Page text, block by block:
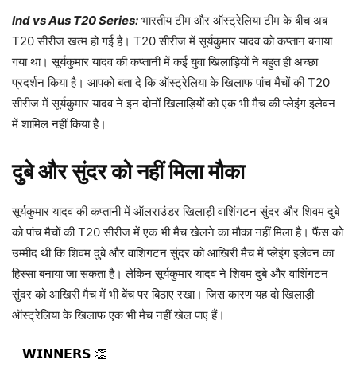
Ind vs Aus T20 Series: भारतीय टीम और ऑस्ट्रेलिया टीम के बीच अब
T20 सीरीज खत्म हो गई है। T20 सीरीज में सूर्यकुमार यादव को कप्तान बनाया
गया था। सूर्यकुमार यादव की कप्तानी में कई युवा खिलाड़ियों ने बहुत ही अच्छा
प्रदर्शन किया है। आपको बता दे कि ऑस्ट्रेलिया के खिलाफ पांच मैचों की T20
सीरीज में सूर्यकुमार यादव ने इन दोनों खिलाड़ियों को एक भी मैच की प्लेइंग इलेवन
में शामिल नहीं किया है।
दुबे और सुंदर को नहीं मिला मौका
सूर्यकुमार यादव की कप्तानी में ऑलराउंडर खिलाड़ी वाशिंगटन सुंदर और शिवम दुबे
को पांच मैचों की T20 सीरीज में एक भी मैच खेलने का मौका नहीं मिला है। फैंस को
उम्मीद थी कि शिवम दुबे और वाशिंगटन सुंदर को आखिरी मैच में प्लेइंग इलेवन का
हिस्सा बनाया जा सकता है। लेकिन सूर्यकुमार यादव ने शिवम दुबे और वाशिंगटन
सुंदर को आखिरी मैच में भी बेंच पर बिठाए रखा। जिस कारण यह दो खिलाड़ी
ऑस्ट्रेलिया के खिलाफ एक भी मैच नहीं खेल पाए हैं।
𝗪𝗜𝗡𝗡𝗘𝗥𝗦 👏